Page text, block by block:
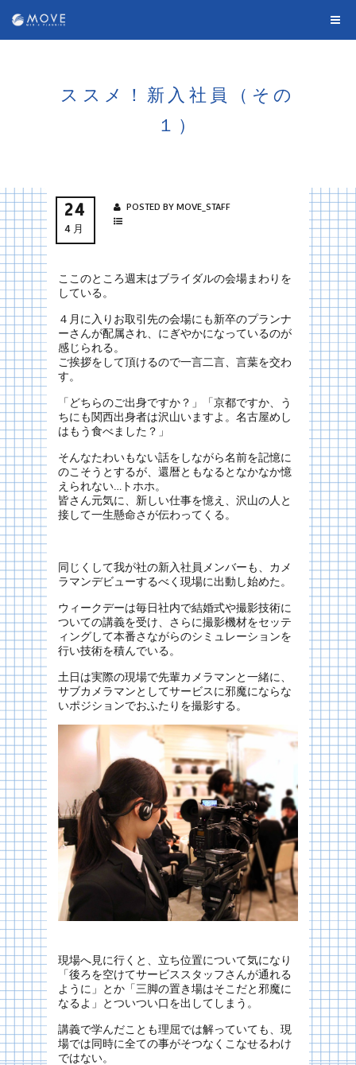
ススメ！新入社員（その
１）
24
4月
POSTED BY MOVE_STAFF
ここのところ週末はブライダルの会場まわりを
している。
４月に入りお取引先の会場にも新卒のプランナ
ーさんが配属され、にぎやかになっているのが
感じられる。
ご挨拶をして頂けるので一言二言、言葉を交わ
す。
「どちらのご出身ですか？」「京都ですか、う
ちにも関西出身者は沢山いますよ。名古屋めし
はもう食べました？」
そんなたわいもない話をしながら名前を記憶に
のこそうとするが、還暦ともなるとなかなか憶
えられない…トホホ。
皆さん元気に、新しい仕事を憶え、沢山の人と
接して一生懸命さが伝わってくる。
同じくして我が社の新入社員メンバーも、カメ
ラマンデビューするべく現場に出動し始めた。
ウィークデーは毎日社内で結婚式や撮影技術に
ついての講義を受け、さらに撮影機材をセッテ
ィングして本番さながらのシミュレーションを
行い技術を積んでいる。
土日は実際の現場で先輩カメラマンと一緒に、
サブカメラマンとしてサービスに邪魔にならな
いポジションでおふたりを撮影する。
現場へ見に行くと、立ち位置について気になり
「後ろを空けてサービススタッフさんが通れる
ように」とか「三脚の置き場はそこだと邪魔に
なるよ」とついつい口を出してしまう。
講義で学んだことも理屈では解っていても、現
場では同時に全ての事がそつなくこなせるわけ
ではない。